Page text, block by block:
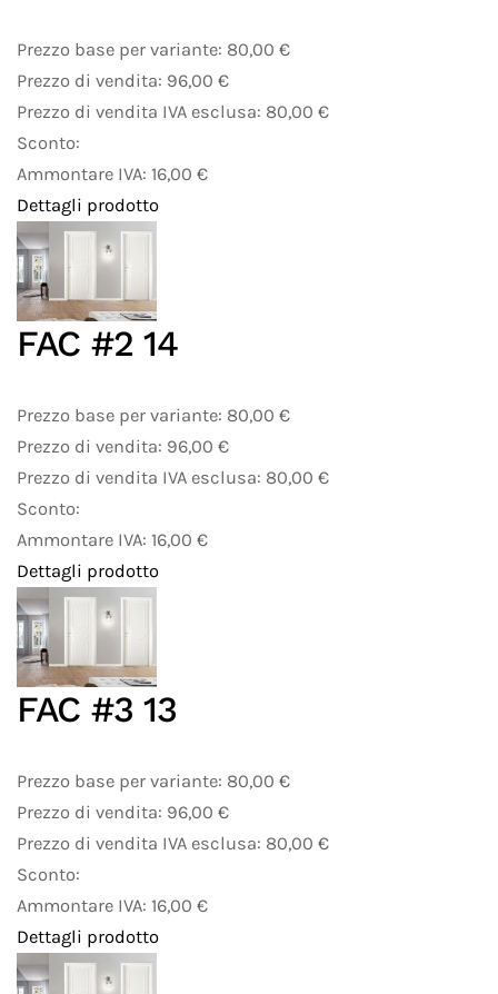
Prezzo base per variante: 80,00 €
Prezzo di vendita: 96,00 €
Prezzo di vendita IVA esclusa: 80,00 €
Sconto:
Ammontare IVA: 16,00 €
Dettagli prodotto
FAC #2 14
Prezzo base per variante: 80,00 €
Prezzo di vendita: 96,00 €
Prezzo di vendita IVA esclusa: 80,00 €
Sconto:
Ammontare IVA: 16,00 €
Dettagli prodotto
FAC #3 13
Prezzo base per variante: 80,00 €
Prezzo di vendita: 96,00 €
Prezzo di vendita IVA esclusa: 80,00 €
Sconto:
Ammontare IVA: 16,00 €
Dettagli prodotto